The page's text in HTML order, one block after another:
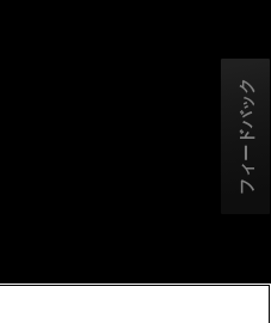
フィードバック